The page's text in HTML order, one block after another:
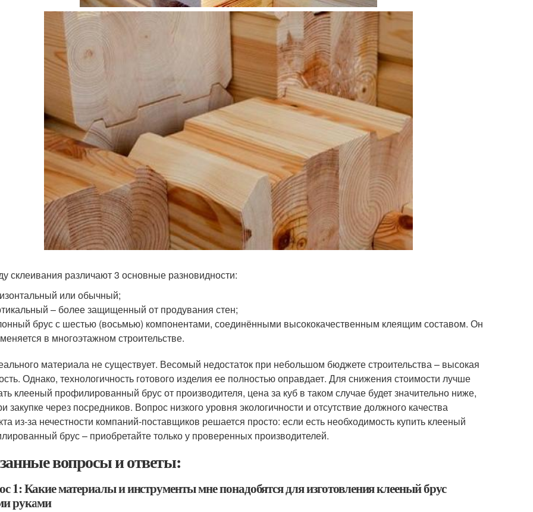
склеивания различают 3 основные разновидности:
или обычный;
– более защищенный от продувания стен;
брус с шестью (восьмью) компонентами, соединёнными высококачественным клеящим составом. Он
в многоэтажном строительстве.
материала не существует. Весомый недостаток при небольшом бюджете строительства – высокая
Однако, технологичность готового изделия ее полностью оправдает. Для снижения стоимости лучше
клееный профилированный брус от производителя, цена за куб в таком случае будет значительно ниже,
закупке через посредников. Вопрос низкого уровня экологичности и отсутствие должного качества
из-за нечестности компаний-поставщиков решается просто: если есть необходимость купить клееный
брус – приобретайте только у проверенных производителей.
вопросы и ответы:
1: Какие материалы и инструменты мне понадобятся для изготовления клееный брус
руками